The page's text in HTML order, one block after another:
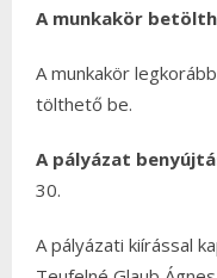
A munkakör
A munkakör
tölthető be.
A pályázat
30.
A pályázati kiírással